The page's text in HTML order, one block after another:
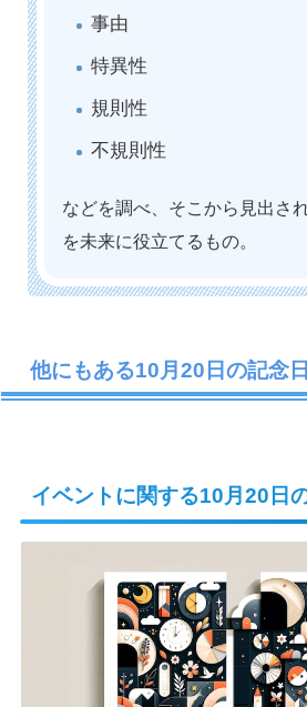
事由
特異性
規則性
不規則性
などを調べ、そこから見出さ
を未来に役立てるもの。
他にもある10月20日の記念日
イベントに関する10月20日